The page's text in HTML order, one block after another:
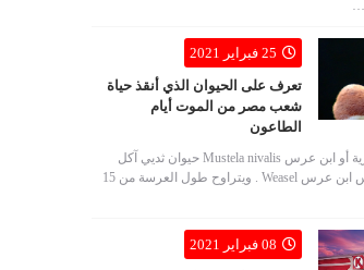
25 فبراير 2021
تعرف على الحيوان الذي أنقذ حياة
شعب مصر من الموت أيام
الطاعون
العرسة المصرية أو ابن عرس Mustela nivalis حيوان ثديي آكل
للحوم من جنس ابن عرس Weasel . ويتراوح طول العرسة من 15
08 فبراير 2021